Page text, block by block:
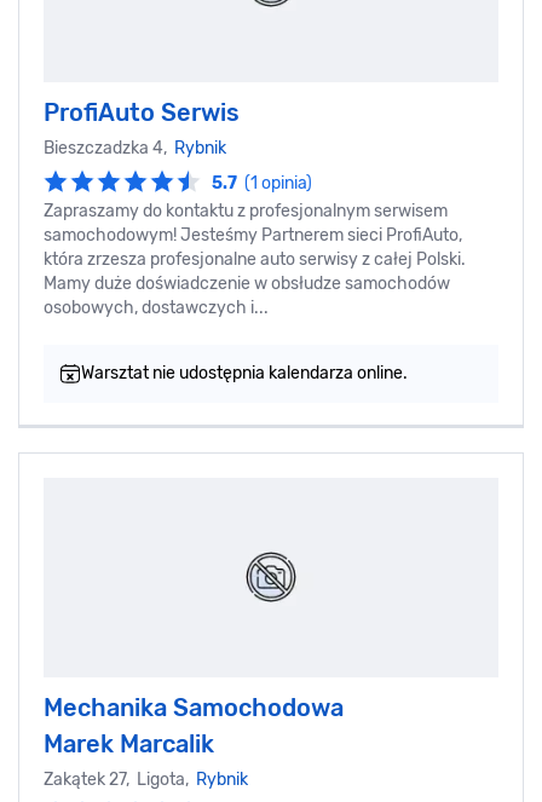
ProfiAuto Serwis
Bieszczadzka 4, Rybnik
5.7 (1 opinia)
Zapraszamy do kontaktu z profesjonalnym serwisem
samochodowym! Jesteśmy Partnerem sieci ProfiAuto,
która zrzesza profesjonalne auto serwisy z całej Polski.
Mamy duże doświadczenie w obsłudze samochodów
osobowych, dostawczych i...
Warsztat nie udostępnia kalendarza online.
Mechanika Samochodowa
Marek Marcalik
Zakątek 27, Ligota, Rybnik